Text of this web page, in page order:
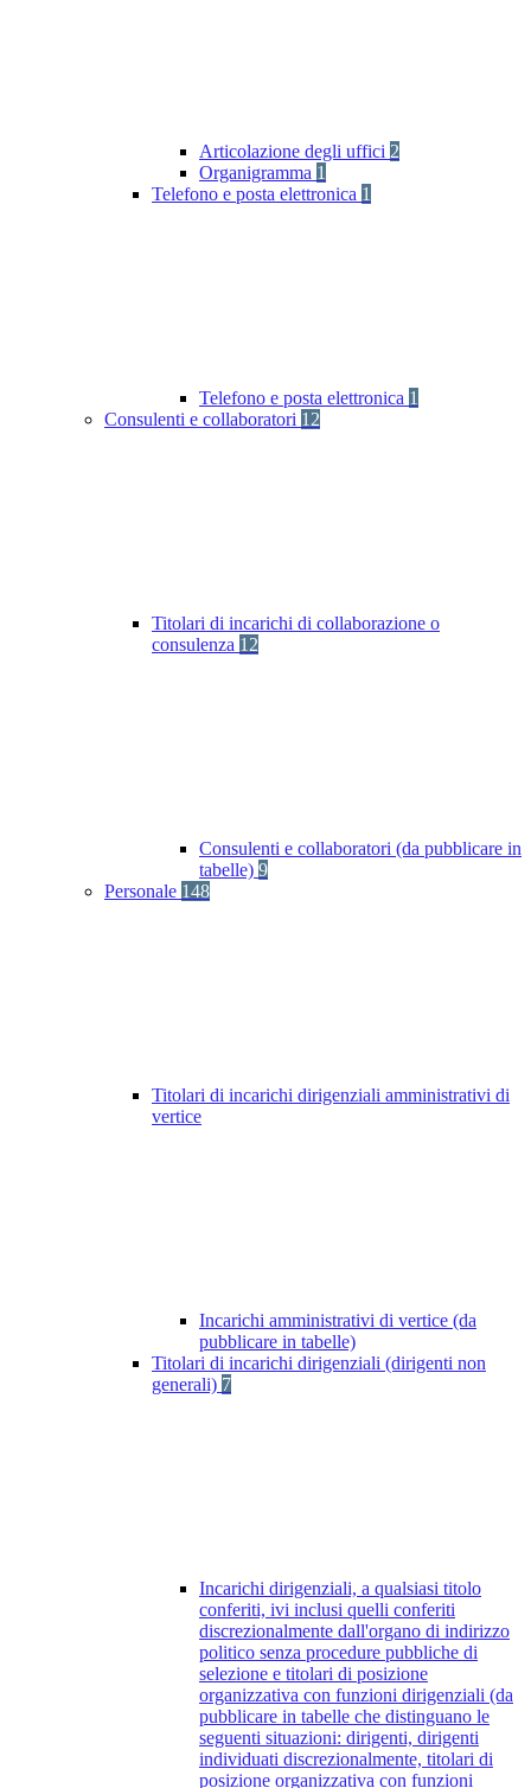
Articolazione degli uffici 2
Organigramma 1
Telefono e posta elettronica 1
Telefono e posta elettronica 1
Consulenti e collaboratori 12
Titolari di incarichi di collaborazione o
consulenza 12
Consulenti e collaboratori (da pubblicare in
tabelle) 9
Personale 148
Titolari di incarichi dirigenziali amministrativi di
vertice
Incarichi amministrativi di vertice (da
pubblicare in tabelle)
Titolari di incarichi dirigenziali (dirigenti non
generali) 7
Incarichi dirigenziali, a qualsiasi titolo
conferiti, ivi inclusi quelli conferiti
discrezionalmente dall'organo di indirizzo
politico senza procedure pubbliche di
selezione e titolari di posizione
organizzativa con funzioni dirigenziali (da
pubblicare in tabelle che distinguano le
seguenti situazioni: dirigenti, dirigenti
individuati discrezionalmente, titolari di
posizione organizzativa con funzioni